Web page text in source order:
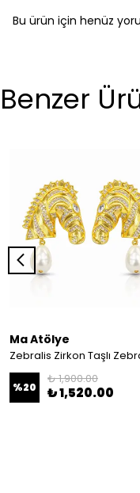
Bu ürün için henüz
Benzer
Ma Atölye
%20
₺ 1,900.00
₺ 1,520.00